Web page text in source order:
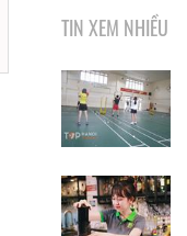
TIN XEM NHIỀU